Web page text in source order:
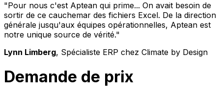
"Pour nous c'est Aptean qui prime... On avait besoin de
sortir de ce cauchemar des fichiers Excel. De la direction
générale jusqu'aux équipes opérationnelles, Aptean est
notre unique source de vérité."
Lynn Limberg, Spécialiste ERP chez Climate by Design
Demande de prix